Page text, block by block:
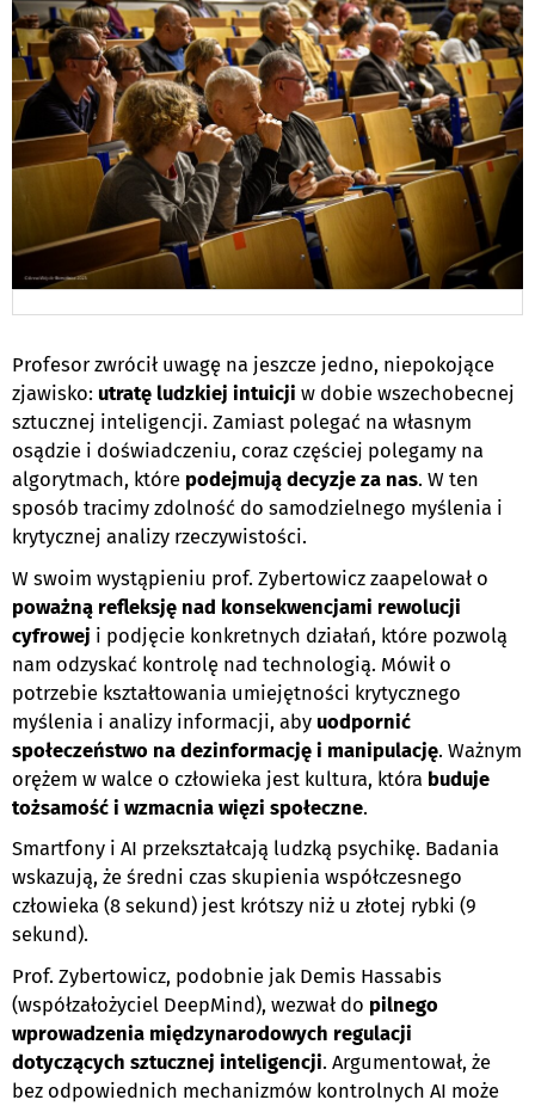
Profesor zwrócił uwagę na jeszcze jedno, niepokojące
zjawisko: utratę ludzkiej intuicji w dobie wszechobecnej
sztucznej inteligencji. Zamiast polegać na własnym
osądzie i doświadczeniu, coraz częściej polegamy na
algorytmach, które podejmują decyzje za nas. W ten
sposób tracimy zdolność do samodzielnego myślenia i
krytycznej analizy rzeczywistości.
W swoim wystąpieniu prof. Zybertowicz zaapelował o
poważną refleksję nad konsekwencjami rewolucji
cyfrowej i podjęcie konkretnych działań, które pozwolą
nam odzyskać kontrolę nad technologią. Mówił o
potrzebie kształtowania umiejętności krytycznego
myślenia i analizy informacji, aby uodpornić
społeczeństwo na dezinformację i manipulację. Ważnym
orężem w walce o człowieka jest kultura, która buduje
tożsamość i wzmacnia więzi społeczne.
Smartfony i AI przekształcają ludzką psychikę. Badania
wskazują, że średni czas skupienia współczesnego
człowieka (8 sekund) jest krótszy niż u złotej rybki (9
sekund).
Prof. Zybertowicz, podobnie jak Demis Hassabis
(współzałożyciel DeepMind), wezwał do pilnego
wprowadzenia międzynarodowych regulacji
dotyczących sztucznej inteligencji. Argumentował, że
bez odpowiednich mechanizmów kontrolnych AI może